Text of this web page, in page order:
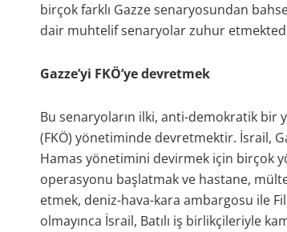
birçok farklı Gazze senaryosundan
dair muhtelif senaryolar zuhur
Gazze’yi FKÖ’ye devretmek
Bu senaryoların ilki, anti-demokratik bir
(FKÖ) yönetiminde devretmektir. İsrail,
Hamas yönetimini devirmek için birçok
operasyonu başlatmak ve hastane,
etmek, deniz-hava-kara ambargosu ile
olmayınca İsrail, Batılı iş birlikçileriyle